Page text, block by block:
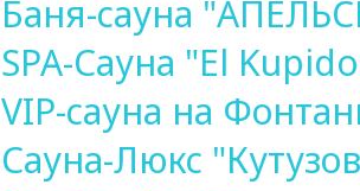
Баня-сауна
SPA-Сауна "El
VIP-сауна на
Сауна-Люкс